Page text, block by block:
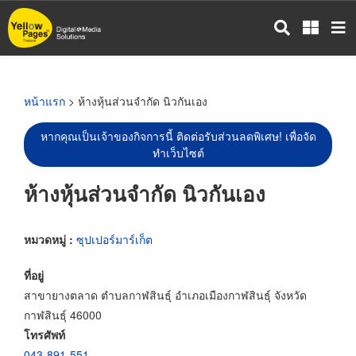
ข้าม
ไป
หน้าแรก > ห้างหุ้นส่วนจำกัด นิวกันเอง
หากคุณเป็นเจ้าของกิจการนี้ ติดต่อรับส่วนลดพิเศษ! เพื่อจัด
ทำเว็บไซต์
ห้างหุ้นส่วนจำกัด นิวกันเอง
หมวดหมู่ : ซุปเปอร์มาร์เก็ต
ที่อยู่
สาขายางตลาด ตำบลกาฬสินธุ์ อำเภอเมืองกาฬสินธุ์ จังหวัด
กาฬสินธุ์ 46000
โทรศัพท์